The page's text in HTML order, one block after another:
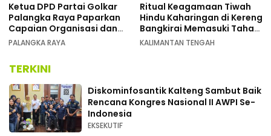
Ketua DPD Partai Golkar
Palangka Raya Paparkan
Capaian Organisasi dan
Kemenangan Pemilu pada
PALANGKA RAYA
Ritual Keagamaan Tiwah
Hindu Kaharingan di Kereng
Bangkirai Memasuki Tahap
Akhir
KALIMANTAN TENGAH
TERKINI
Diskominfosantik Kalteng Sambut Baik
Rencana Kongres Nasional II AWPI Se-
Indonesia
EKSEKUTIF